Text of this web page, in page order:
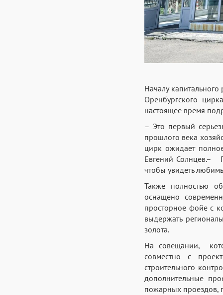
Началу
Оренбургского
настоящее время
– Это первый
прошлого века
цирк ожидает
Евгений Солнцев.–
чтобы увидеть
Также полностью
оснащено
просторное фойе с
выдержать
золота.
На совещании,
совместно с
строительного
дополнительные
пожарных проездов,